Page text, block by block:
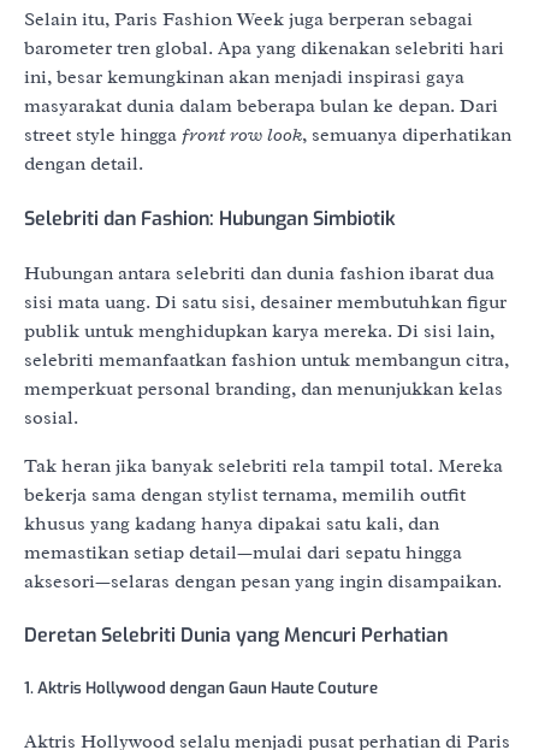
Selain itu, Paris Fashion Week juga berperan sebagai
barometer tren global. Apa yang dikenakan selebriti hari
ini, besar kemungkinan akan menjadi inspirasi gaya
masyarakat dunia dalam beberapa bulan ke depan. Dari
street style hingga front row look, semuanya diperhatikan
dengan detail.
Selebriti dan Fashion: Hubungan Simbiotik
Hubungan antara selebriti dan dunia fashion ibarat dua
sisi mata uang. Di satu sisi, desainer membutuhkan figur
publik untuk menghidupkan karya mereka. Di sisi lain,
selebriti memanfaatkan fashion untuk membangun citra,
memperkuat personal branding, dan menunjukkan kelas
sosial.
Tak heran jika banyak selebriti rela tampil total. Mereka
bekerja sama dengan stylist ternama, memilih outfit
khusus yang kadang hanya dipakai satu kali, dan
memastikan setiap detail—mulai dari sepatu hingga
aksesori—selaras dengan pesan yang ingin disampaikan.
Deretan Selebriti Dunia yang Mencuri Perhatian
1. Aktris Hollywood dengan Gaun Haute Couture
Aktris Hollywood selalu menjadi pusat perhatian di Paris